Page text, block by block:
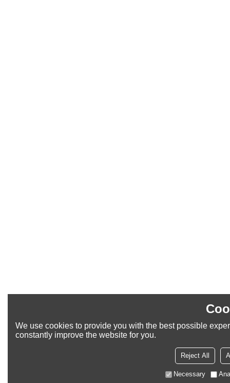
We use cookies to provide you with the best possible
constantly improve the website for you.
Reject All
Necessary